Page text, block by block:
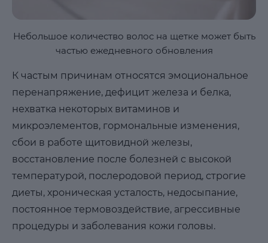
Небольшое количество волос на щетке может быть
частью ежедневного обновления
К частым причинам относятся эмоциональное
перенапряжение, дефицит железа и белка,
нехватка некоторых витаминов и
микроэлементов, гормональные изменения,
сбои в работе щитовидной железы,
восстановление после болезней с высокой
температурой, послеродовой период, строгие
диеты, хроническая усталость, недосыпание,
постоянное термовоздействие, агрессивные
процедуры и заболевания кожи головы.